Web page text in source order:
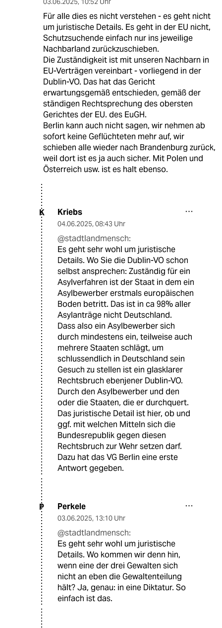
Für alle dies es nicht verstehen - es geht nicht
um juristische Details. Es geht in der EU nicht,
Schutzsuchende einfach nur ins jeweilige
Nachbarland zurückzuschieben.
Die Zuständigkeit ist mit unseren Nachbarn in
EU-Verträgen vereinbart - vorliegend in der
Dublin-VO. Das hat das Gericht
erwartungsgemäß entschieden, gemäß der
ständigen Rechtsprechung des obersten
Gerichtes der EU. des EuGH.
Berlin kann auch nicht sagen, wir nehmen ab
sofort keine Geflüchteten mehr auf, wir
schieben alle wieder nach Brandenburg zurück,
weil dort ist es ja auch sicher. Mit Polen und
Österreich usw. ist es halt ebenso.
K Kriebs
04.06.2025, 08:43 Uhr
@stadtlandmensch:
Es geht sehr wohl um juristische
Details. Wo Sie die Dublin-VO schon
selbst ansprechen: Zuständig für ein
Asylverfahren ist der Staat in dem ein
Asylbewerber erstmals europäischen
Boden betritt. Das ist in ca 98% aller
Asylanträge nicht Deutschland.
Dass also ein Asylbewerber sich
durch mindestens ein, teilweise auch
mehrere Staaten schlägt, um
schlussendlich in Deutschland sein
Gesuch zu stellen ist ein glasklarer
Rechtsbruch ebenjener Dublin-VO.
Durch den Asylbewerber und den
oder die Staaten, die er durchquert.
Das juristische Detail ist hier, ob und
ggf. mit welchen Mitteln sich die
Bundesrepublik gegen diesen
Rechtsbruch zur Wehr setzen darf.
Dazu hat das VG Berlin eine erste
Antwort gegeben.
P Perkele
03.06.2025, 13:10 Uhr
@stadtlandmensch:
Es geht sehr wohl um juristische
Details. Wo kommen wir denn hin,
wenn eine der drei Gewalten sich
nicht an eben die Gewaltenteilung
hält? Ja, genau: in eine Diktatur. So
einfach ist das.